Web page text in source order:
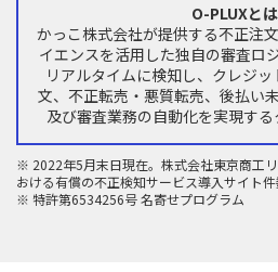
O-PLUXと
かっこ株式会社が提供する不正注
イエンスを活用した独自の審査ロ
リアルタイムに検知し、クレジ
文、不正転売・悪質転売、後払い
及び審査業務の自動化を実現する
※ 2022年5月末日現在。株式会社東京商工
おける有償の不正検知サービス導入サイト
※ 特許第6534256号 名寄せプログラム